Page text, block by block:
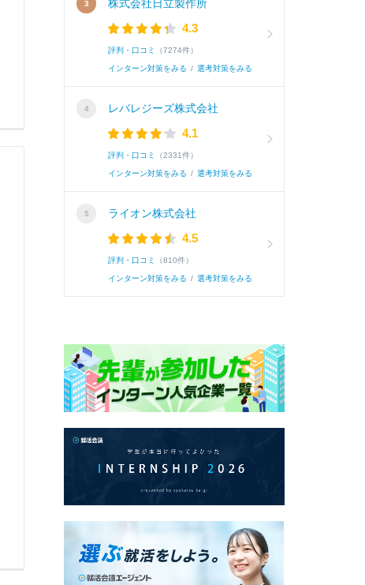
株式会社日立製作所
4.3
評判・口コミ （7274件）
インターン対策をみる / 選考対策をみる
レバレジーズ株式会社
4.1
評判・口コミ （2331件）
インターン対策をみる / 選考対策をみる
ライオン株式会社
4.5
評判・口コミ （810件）
インターン対策をみる / 選考対策をみる